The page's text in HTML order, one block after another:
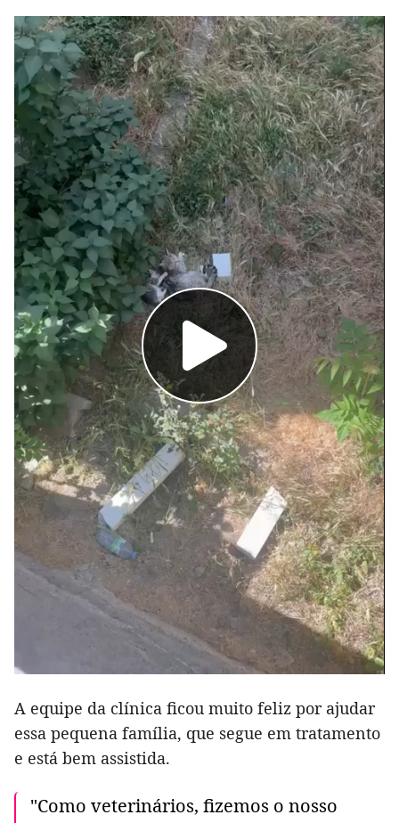
A equipe da clínica ficou muito feliz por ajudar
essa pequena família, que segue em tratamento
e está bem assistida.
"Como veterinários, fizemos o nosso